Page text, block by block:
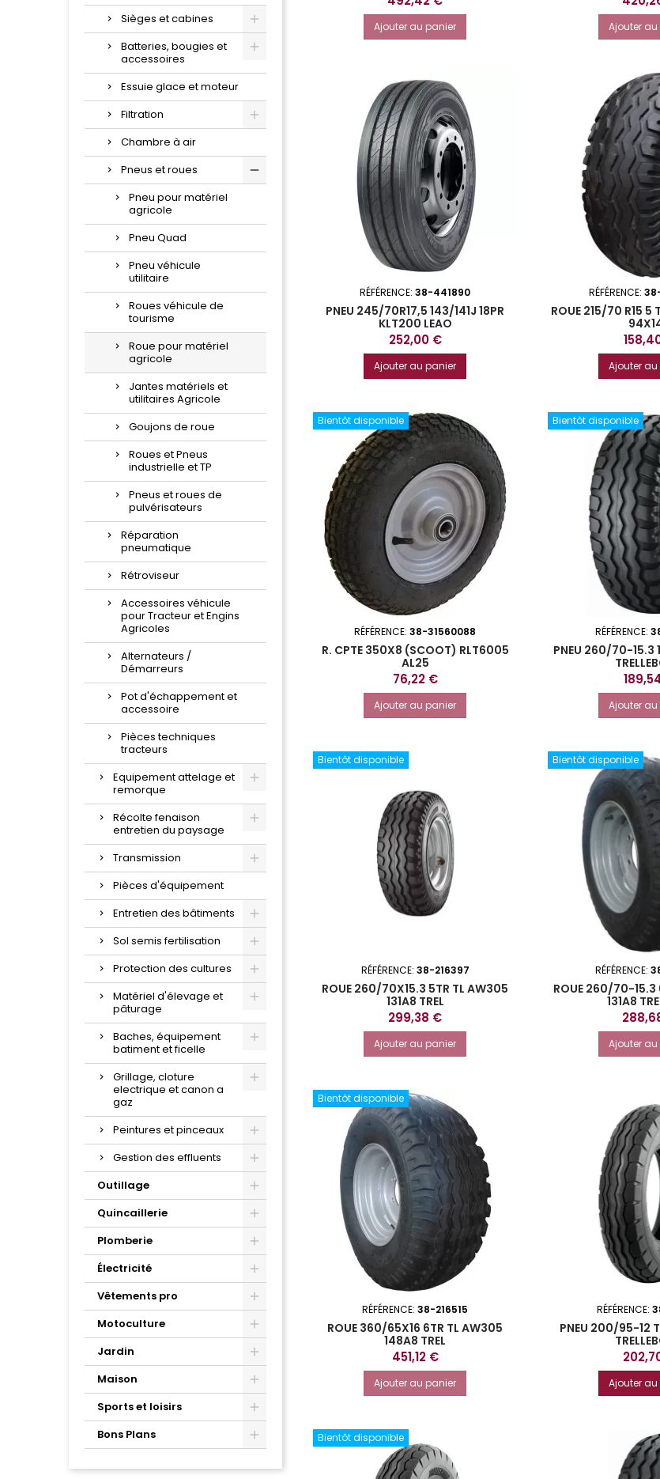
Sièges et cabines
Batteries, bougies et
accessoires
Essuie glace et moteur
Filtration
Chambre à air
Pneus et roues
Pneu pour matériel
agricole
Pneu Quad
Pneu véhicule
utilitaire
Roues véhicule de
tourisme
Roue pour matériel
agricole
Jantes matériels et
utilitaires Agricole
Goujons de roue
Roues et Pneus
industrielle et TP
Pneus et roues de
pulvérisateurs
Réparation
pneumatique
Rétroviseur
Accessoires véhicule
pour Tracteur et Engins
Agricoles
Alternateurs /
Démarreurs
Pot d'échappement et
accessoire
Pièces techniques
tracteurs
Equipement attelage et
remorque
Récolte fenaison
entretien du paysage
Transmission
Pièces d'équipement
Entretien des bâtiments
Sol semis fertilisation
Protection des cultures
Matériel d'élevage et
pâturage
Baches, équipement
batiment et ficelle
Grillage, cloture
electrique et canon a
gaz
Peintures et pinceaux
Gestion des effluents
Outillage
Quincaillerie
Plomberie
Électricité
Vêtements pro
Motoculture
Jardin
Maison
Sports et loisirs
Bons Plans
Ajouter au panier Ajouter
RÉFÉRENCE:38-441890
PNEU 245/70R17,5 143/141J 18PR
KLT200 LEAO
Prix
252,00 €
Ajouter au panier
RÉFÉRENCE:
ROUE 215/70 R15
Prix
Ajouter
Bientôt disponible
RÉFÉRENCE:38-31560088
R. CPTE 350X8 (SCOOT) RLT6005
AL25
Prix
76,22 €
Ajouter au panier
Bientôt disponible
RÉFÉRENCE:
PNEU 260/70-15.3
Prix
Ajouter
Bientôt disponible
RÉFÉRENCE: 38-216397
ROUE 260/70X15.3 5TR TL AW305
131A8 TREL
Prix
299,38 €
Ajouter au panier
Bientôt disponible
RÉFÉRENCE:
ROUE 260/70-15.3
131A8
Prix
Ajouter
Bientôt disponible
RÉFÉRENCE:38-216515
ROUE 360/65X16 6TR TL AW305
148A8 TREL
Prix
451,12 €
Ajouter au panier
RÉFÉRENCE:
PNEU 200/95-12
Prix
Ajouter
Bientôt disponible